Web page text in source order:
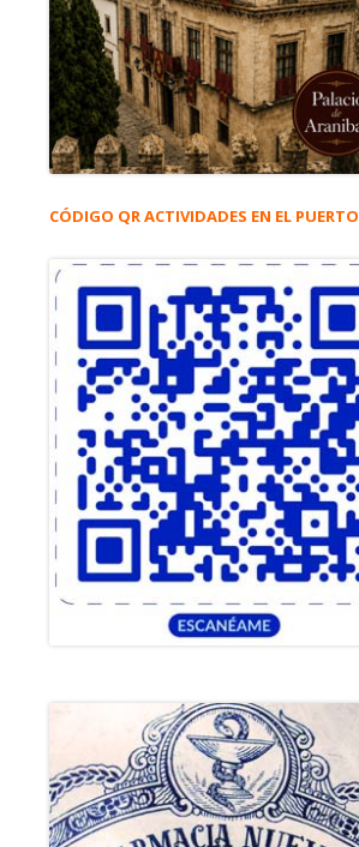
CÓDIGO QR ACTIVIDADES EN EL PUERTO